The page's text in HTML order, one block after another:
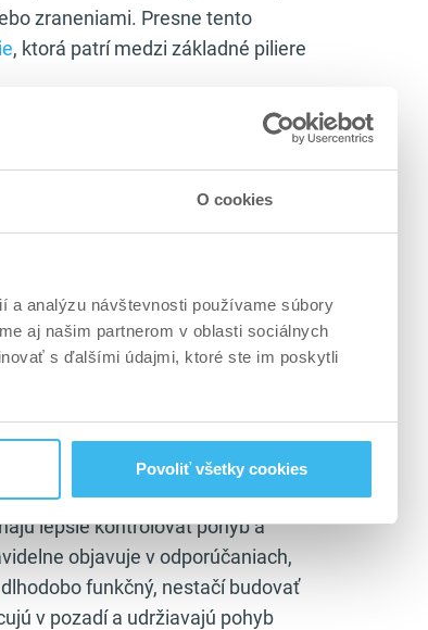
O cookies
a analýzu návštevnosti používame súbory
aj našim partnerom v oblasti sociálnych
s ďalšími údajmi, ktoré ste im poskytli
Povoliť všetky cookies
zraneniami. Presne tento
, ktorá patrí medzi základné piliere
o svaloch vždy v pároch. Ak
prenosu sily. Praktický
silového tréningu, ale aj mobility
protisvalu a zhoršuje
svalov
prístup, ako jestrečing – 5
sedení.
kľúčové. Správne
lepšie kontrolovať pohyb a
objavuje v odporúčaniach,
funkčný, nestačí budovať
v pozadí a udržiavajú pohyb